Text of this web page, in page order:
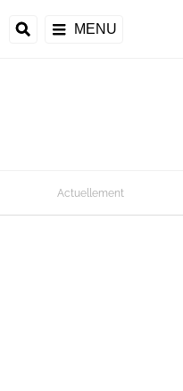
MENU
Actuellement